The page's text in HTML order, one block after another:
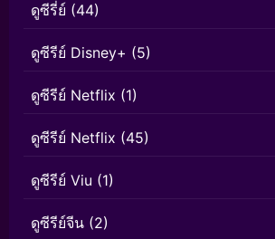
ดูซีรี่ย์ (44)
ดูซีรีย์ Disney+ (5)
ดูซีรีย์ Netflix (1)
ดูซีรีย์ Netflix (45)
ดูซีรีย์ Viu (1)
ดูซีรีย์จีน (2)